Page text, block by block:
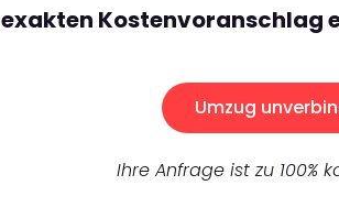
exakten Kostenvoranschlag
Umzug
Ihre Anfrage ist zu 100%